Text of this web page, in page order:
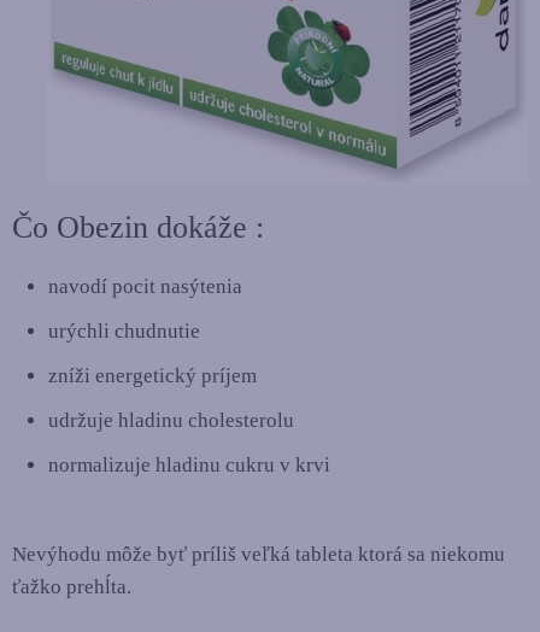
Čo Obezin dokáže :
navodí pocit nasýtenia
urýchli chudnutie
zníži energetický príjem
udržuje hladinu cholesterolu
normalizuje hladinu cukru v krvi
Nevýhodu môže byť príliš veľká tableta ktorá sa niekomu
ťažko prehĺta.